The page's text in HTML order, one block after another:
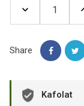
Share
Kafolat